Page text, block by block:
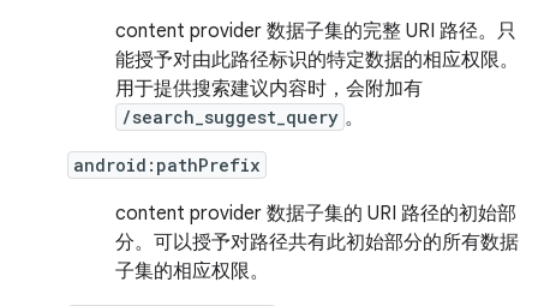
content provider 数据子集的完整 URI 路径。只
能授予对由此路径标识的特定数据的相应权限。
用于提供搜索建议内容时，会附加有
/search_suggest_query 。
android:pathPrefix
content provider 数据子集的 URI 路径的初始部
分。可以授予对路径共有此初始部分的所有数据
子集的相应权限。